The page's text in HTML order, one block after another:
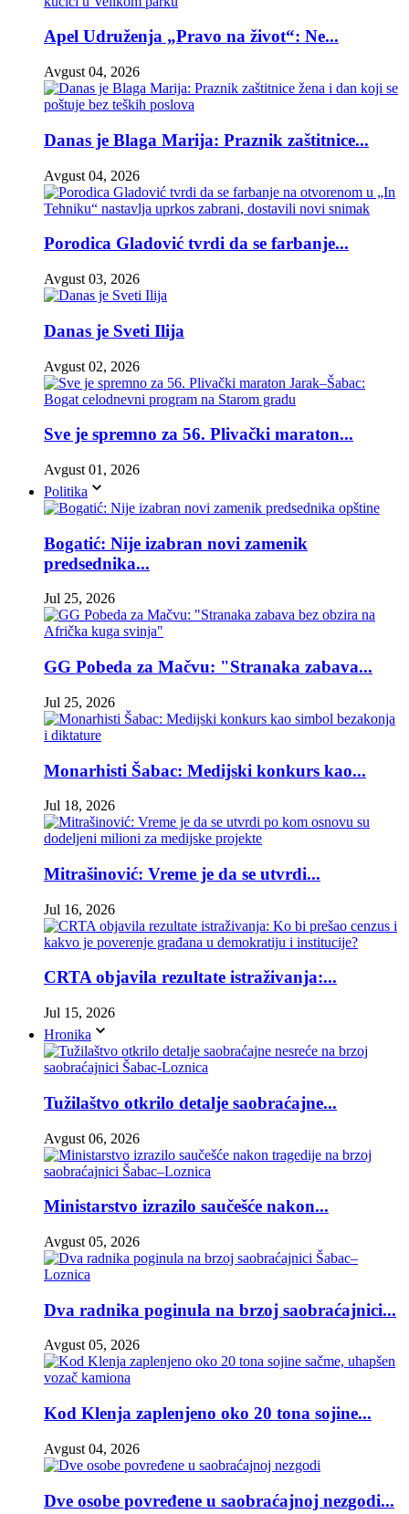
Apel Udruženja „Pravo na život“: Ne...
Avgust 04, 2026
Danas je Blaga Marija: Praznik zaštitnice...
Avgust 04, 2026
Porodica Gladović tvrdi da se farbanje...
Avgust 03, 2026
Danas je Sveti Ilija
Avgust 02, 2026
Sve je spremno za 56. Plivački maraton...
Avgust 01, 2026
Politika
Bogatić: Nije izabran novi zamenik
predsednika...
Jul 25, 2026
GG Pobeda za Mačvu: "Stranaka zabava...
Jul 25, 2026
Monarhisti Šabac: Medijski konkurs kao...
Jul 18, 2026
Mitrašinović: Vreme je da se utvrdi...
Jul 16, 2026
CRTA objavila rezultate istraživanja:...
Jul 15, 2026
Hronika
Tužilaštvo otkrilo detalje saobraćajne...
Avgust 06, 2026
Ministarstvo izrazilo saučešće nakon...
Avgust 05, 2026
Dva radnika poginula na brzoj saobraćajnici...
Avgust 05, 2026
Kod Klenja zaplenjeno oko 20 tona sojine...
Avgust 04, 2026
Dve osobe povređene u saobraćajnoj nezgodi...